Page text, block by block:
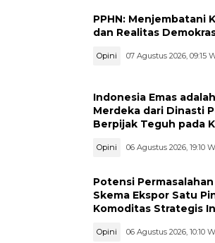
PPHN: Menjembatani
dan Realitas
Opini 07 Agustus 2026, 09:15
Indonesia Emas
Merdeka dari Dinasti
Berpijak Teguh pada
Opini 06 Agustus 2026, 19:10
Potensi
Skema Ekspor Satu
Komoditas Strategis
Opini 06 Agustus 2026, 10:10